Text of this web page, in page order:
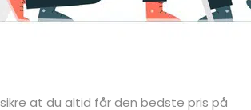
at du altid får den bedste pris på